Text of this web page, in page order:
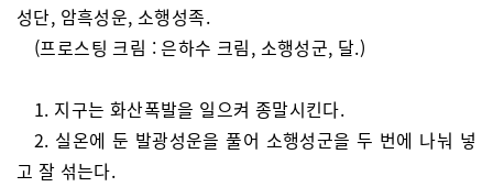
성단, 암흑성운, 소행성족.
(프로스팅 크림 : 은하수 크림, 소행성군, 달.)
1. 지구는 화산폭발을 일으켜 종말시킨다.
2. 실온에 둔 발광성운을 풀어 소행성군을 두 번에 나눠 넣
고 잘 섞는다.